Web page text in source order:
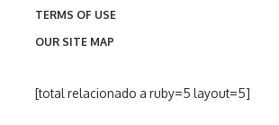
TERMS OF USE
OUR SITE MAP
[total relacionado a ruby=5 layout=5]